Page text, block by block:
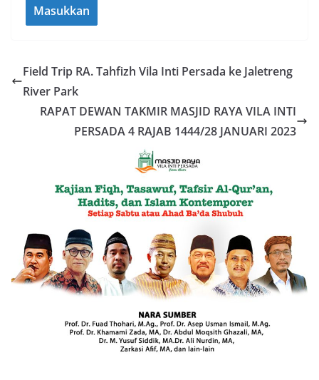
Field Trip RA. Tahfizh Vila Inti Persada ke Jaletreng
River Park
RAPAT DEWAN TAKMIR MASJID RAYA VILA INTI
PERSADA 4 RAJAB 1444/28 JANUARI 2023